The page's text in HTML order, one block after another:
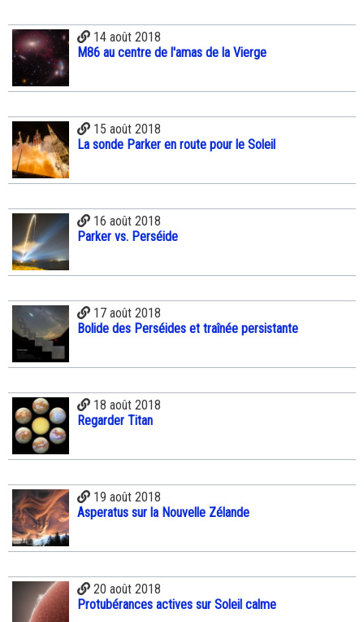
14 août 2018
M86 au centre de l'amas de la Vierge
15 août 2018
La sonde Parker en route pour le Soleil
16 août 2018
Parker vs. Perséide
17 août 2018
Bolide des Perséides et traînée persistante
18 août 2018
Regarder Titan
19 août 2018
Asperatus sur la Nouvelle Zélande
20 août 2018
Protubérances actives sur Soleil calme